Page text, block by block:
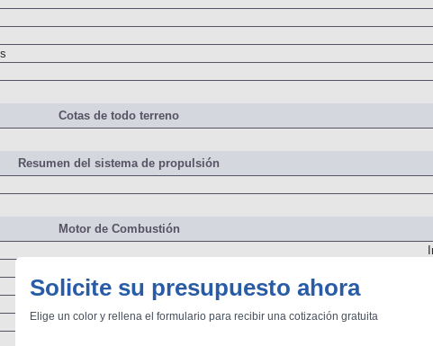
Solicite su presupuesto ahora
Elige un color y rellena el formulario para recibir una cotización gratuita
Cotas de todo terreno
Resumen del sistema de propulsión
Motor de Combustión